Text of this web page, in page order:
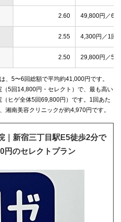
2.60 49,800円／6
2.55 4,300円／1回
2.50 29,800円／5
、5〜6回総額で平均約41,000円です。
5回14,800円・セレクト）で、最も高い
ヒゲ全体5回69,800円）です。1回あた
湘南美容クリニックが約4,970円です。
｜新宿三丁目駅E5徒歩2分で
円のセレクトプラン